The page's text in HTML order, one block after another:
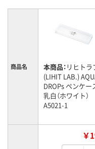
商品名 本商品： リヒトラ
(LIHIT LAB.)
DROPs ペンケー
乳白（ホワイト）
A5021-1
￥